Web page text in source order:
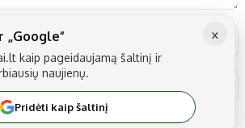
išsaugoti vardą, el. pašto adresą ir
×
„Google“
kaip pageidaujamą šaltinį ir
naujienų.
Pridėti kaip šaltinį